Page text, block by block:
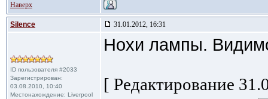
Наверх
Silence 31.01.2012, 16:31
ID пользователя #2033
Зарегистрирован:
03.08.2010, 10:40
Местонахождение: Liverpool
Нохи лампы.
[ Редактирование